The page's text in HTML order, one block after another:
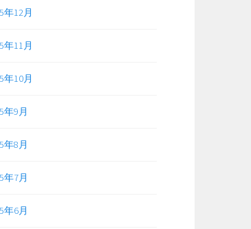
年12月
年11月
年10月
年9月
年8月
年7月
年6月